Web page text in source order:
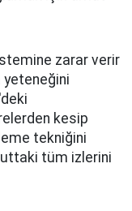
zarar verir
kesip
tekniğini
tüm izlerini